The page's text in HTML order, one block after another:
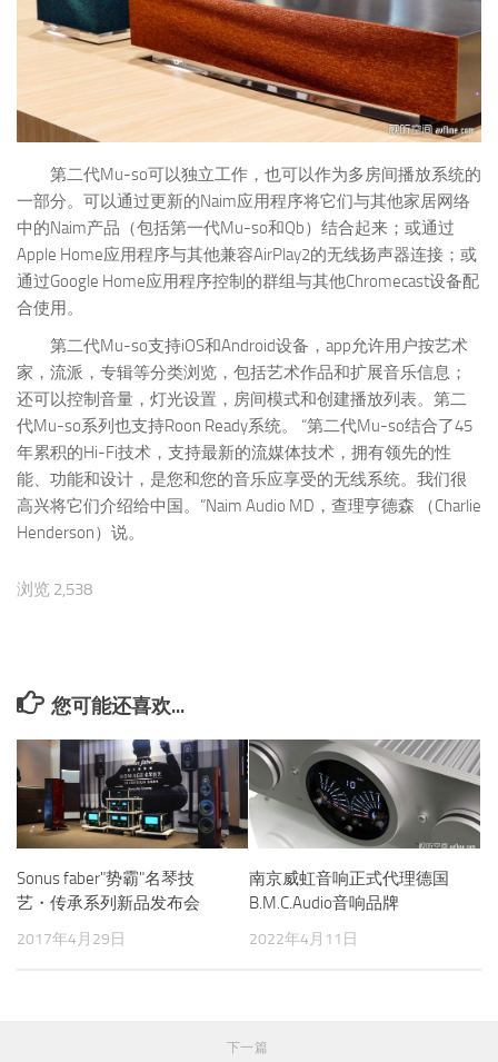
第二代Mu-so可以独立工作，也可以作为多房间播放系统的
一部分。可以通过更新的Naim应用程序将它们与其他家居网络
中的Naim产品（包括第一代Mu-so和Qb）结合起来；或通过
Apple Home应用程序与其他兼容AirPlay2的无线扬声器连接；或
通过Google Home应用程序控制的群组与其他Chromecast设备配
合使用。
第二代Mu-so支持iOS和Android设备，app允许用户按艺术
家，流派，专辑等分类浏览，包括艺术作品和扩展音乐信息；
还可以控制音量，灯光设置，房间模式和创建播放列表。第二
代Mu-so系列也支持Roon Ready系统。 “第二代Mu-so结合了45
年累积的Hi-Fi技术，支持最新的流媒体技术，拥有领先的性
能、功能和设计，是您和您的音乐应享受的无线系统。我们很
高兴将它们介绍给中国。”Naim Audio MD，查理亨德森 （Charlie
Henderson）说。
浏览 2,538
您可能还喜欢...
Sonus faber"势霸"名琴技
艺・传承系列新品发布会
2017年4月29日
南京威虹音响正式代理德国
B.M.C.Audio音响品牌
2022年4月11日
下一篇